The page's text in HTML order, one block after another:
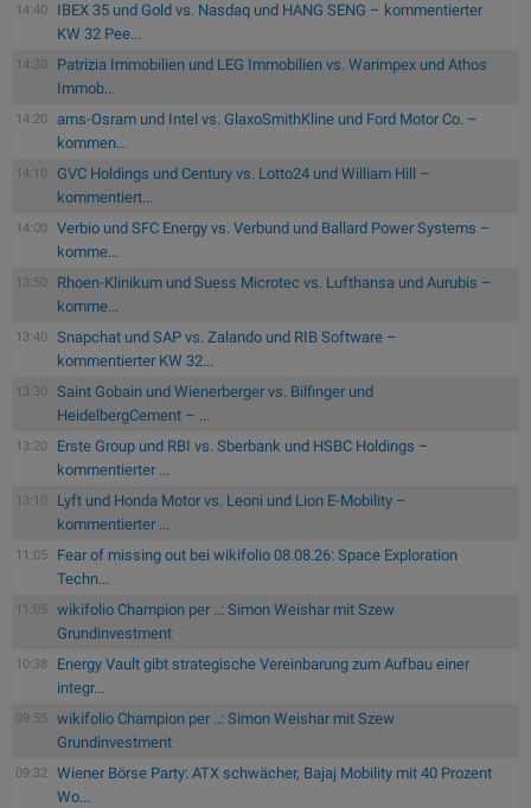
14:40
IBEX 35 und Gold vs. Nasdaq und HANG SENG – kommentierter
KW 32 Pee...
14:30
Patrizia Immobilien und LEG Immobilien vs. Warimpex und Athos
Immob...
14:20
ams-Osram und Intel vs. GlaxoSmithKline und Ford Motor Co. –
kommen...
14:10
GVC Holdings und Century vs. Lotto24 und William Hill –
kommentiert...
14:00
Verbio und SFC Energy vs. Verbund und Ballard Power Systems –
komme...
13:50
Rhoen-Klinikum und Suess Microtec vs. Lufthansa und Aurubis –
komme...
13:40
Snapchat und SAP vs. Zalando und RIB Software –
kommentierter KW 32...
13:30
Saint Gobain und Wienerberger vs. Bilfinger und
HeidelbergCement – ...
13:20
Erste Group und RBI vs. Sberbank und HSBC Holdings –
kommentierter ...
13:10
Lyft und Honda Motor vs. Leoni und Lion E-Mobility –
kommentierter ...
11:05
Fear of missing out bei wikifolio 08.08.26: Space Exploration
Techn...
11:05
wikifolio Champion per ..: Simon Weishar mit Szew
Grundinvestment
10:38
Energy Vault gibt strategische Vereinbarung zum Aufbau einer
integr...
09:55
wikifolio Champion per ..: Simon Weishar mit Szew
Grundinvestment
09:32
Wiener Börse Party: ATX schwächer, Bajaj Mobility mit 40 Prozent
Wo...